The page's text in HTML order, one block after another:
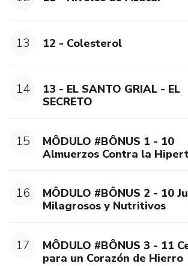
13 12 - Colesterol
14
13 - EL SANTO GRIAL - EL
SECRETO
15
MÔDULO #BÔNUS 1 - 10
Almuerzos Contra la
16
MÔDULO #BÔNUS 2 - 10
Milagrosos y Nutritivos
17
MÔDULO #BÔNUS 3 - 11
para un Corazón de Hierro